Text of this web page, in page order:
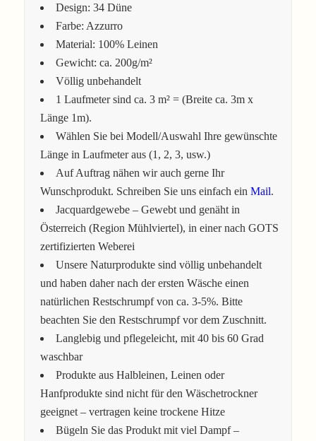
Design: 34 Düne
Farbe: Azzurro
Material: 100% Leinen
Gewicht: ca. 200g/m²
Völlig unbehandelt
1 Laufmeter sind ca. 3 m² = (Breite ca. 3m x
Länge 1m).
Wählen Sie bei Modell/Auswahl Ihre gewünschte
Länge in Laufmeter aus (1, 2, 3, usw.)
Auf Auftrag nähen wir auch gerne Ihr
Wunschprodukt. Schreiben Sie uns einfach ein Mail.
Jacquardgewebe – Gewebt und genäht in
Österreich (Region Mühlviertel), in einer nach GOTS
zertifizierten Weberei
Unsere Naturprodukte sind völlig unbehandelt
und haben daher nach der ersten Wäsche einen
natürlichen Restschrumpf von ca. 3-5%. Bitte
beachten Sie den Restschrumpf vor dem Zuschnitt.
Langlebig und pflegeleicht, mit 40 bis 60 Grad
waschbar
Produkte aus Halbleinen, Leinen oder
Hanfprodukte sind nicht für den Wäschetrockner
geeignet – vertragen keine trockene Hitze
Bügeln Sie das Produkt mit viel Dampf –